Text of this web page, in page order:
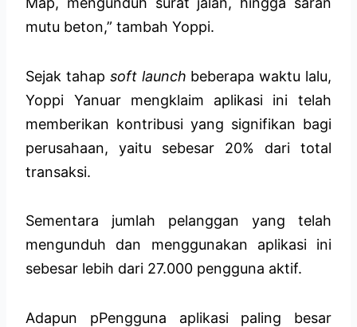
mutu beton,” tambah Yoppi.
Sejak tahap soft launch beberapa waktu lalu,
Yoppi Yanuar mengklaim aplikasi ini telah
memberikan kontribusi yang signifikan bagi
perusahaan, yaitu sebesar 20% dari total
transaksi.
Sementara jumlah pelanggan yang telah
mengunduh dan menggunakan aplikasi ini
sebesar lebih dari 27.000 pengguna aktif.
Adapun pPengguna aplikasi paling besar